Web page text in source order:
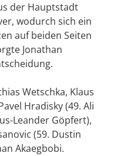
der Hauptstadt
wodurch sich ein
auf beiden Seiten
Jonathan
Wetschka, Klaus
Hradisky (49. Ali
Leander Göpfert),
(59. Dustin
Akaegbobi.